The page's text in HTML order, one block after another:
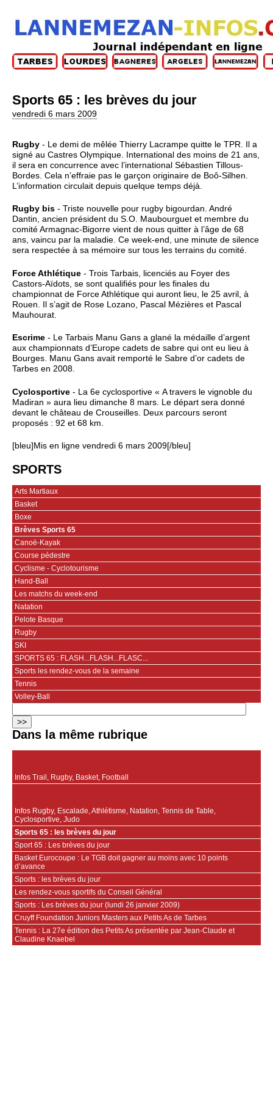
Sports 65 : les brèves du jour
vendredi 6 mars 2009
Rugby - Le demi de mêlée Thierry Lacrampe quitte le TPR. Il a
signé au Castres Olympique. International des moins de 21 ans,
il sera en concurrence avec l’international Sébastien Tillous-
Bordes. Cela n’effraie pas le garçon originaire de Boô-Silhen.
L’information circulait depuis quelque temps déjà.
Rugby bis - Triste nouvelle pour rugby bigourdan. André
Dantin, ancien président du S.O. Maubourguet et membre du
comité Armagnac-Bigorre vient de nous quitter à l’âge de 68
ans, vaincu par la maladie. Ce week-end, une minute de silence
sera respectée à sa mémoire sur tous les terrains du comité.
Force Athlétique - Trois Tarbais, licenciés au Foyer des
Castors-Aïdots, se sont qualifiés pour les finales du
championnat de Force Athlétique qui auront lieu, le 25 avril, à
Rouen. Il s’agit de Rose Lozano, Pascal Mézières et Pascal
Mauhourat.
Escrime - Le Tarbais Manu Gans a glané la médaille d’argent
aux championnats d’Europe cadets de sabre qui ont eu lieu à
Bourges. Manu Gans avait remporté le Sabre d’or cadets de
Tarbes en 2008.
Cyclosportive - La 6e cyclosportive « A travers le vignoble du
Madiran » aura lieu dimanche 8 mars. Le départ sera donné
devant le château de Crouseilles. Deux parcours seront
proposés : 92 et 68 km.
[bleu]Mis en ligne vendredi 6 mars 2009[/bleu]
SPORTS
Arts Martiaux
Basket
Boxe
Brèves Sports 65
Canoë-Kayak
Course pédestre
Cyclisme - Cyclotourisme
Hand-Ball
Les matchs du week-end
Natation
Pelote Basque
Rugby
SKI
SPORTS 65 : FLASH...FLASH...FLASC...
Sports les rendez-vous de la semaine
Tennis
Volley-Ball
Dans la même rubrique
Infos Trail, Rugby, Basket, Football
Infos Rugby, Escalade, Athlétisme, Natation, Tennis de Table,
Cyclosportive, Judo
Sports 65 : les brèves du jour
Sport 65 : Les brèves du jour
Basket Eurocoupe : Le TGB doit gagner au moins avec 10 points
d’avance
Sports : les brèves du jour
Les rendez-vous sportifs du Conseil Général
Sports : Les brèves du jour (lundi 26 janvier 2009)
Cruyff Foundation Juniors Masters aux Petits As de Tarbes
Tennis : La 27e édition des Petits As présentée par Jean-Claude et
Claudine Knaebel